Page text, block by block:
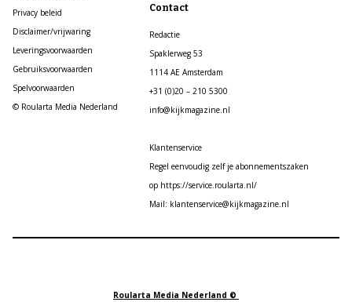
Privacy beleid
Disclaimer/vrijwaring
Leveringsvoorwaarden
Gebruiksvoorwaarden
Spelvoorwaarden
© Roularta Media Nederland
Contact
Redactie
Spaklerweg 53
1114 AE Amsterdam
+31 (0)20 – 210 5300
info@kijkmagazine.nl
Klantenservice
Regel eenvoudig zelf je abonnementszaken
op https://service.roularta.nl/
Mail: klantenservice@kijkmagazine.nl
Roularta Media Nederland ©